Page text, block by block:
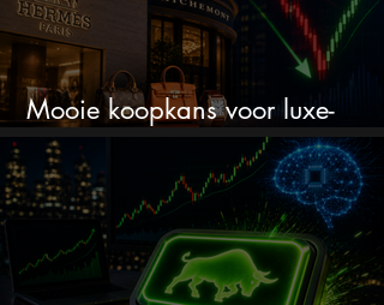
Mooie koopkans voor luxe-
aandelen door recente correctie?